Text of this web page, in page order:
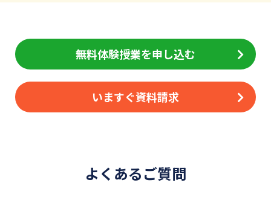
無料体験授業を申し込む
いますぐ資料請求
よくあるご質問